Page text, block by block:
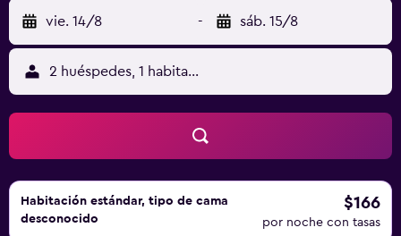
vie. 14/8 - sáb. 15/8
2 huéspedes, 1 habitación
Habitación estándar, tipo de cama
desconocido
$166
por noche con tasas